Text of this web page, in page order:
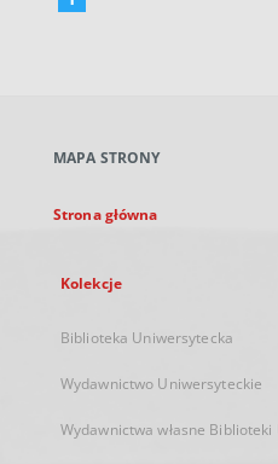
karcie
MAPA STRONY
Strona główna
Kolekcje
Biblioteka Uniwersytecka
Wydawnictwo Uniwersyteckie
Wydawnictwa własne